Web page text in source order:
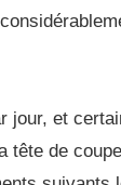
jour, et
tête de